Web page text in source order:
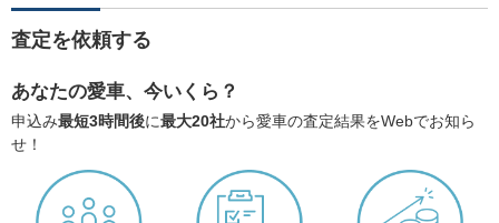
査定を依頼する
あなたの愛車、今いくら？
申込み最短3時間後に最大20社から愛車の査定結果をWebでお知ら
せ！